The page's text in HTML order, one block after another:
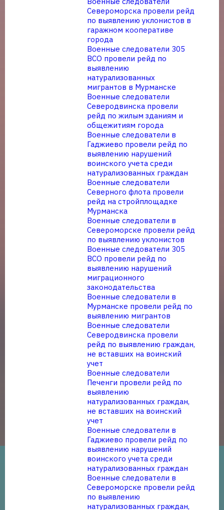
Североморска провели рейд
по выявлению уклонистов в
гаражном кооперативе
города
Военные следователи 305
ВСО провели рейд по
выявлению
натурализованных
мигрантов в Мурманске
Военные следователи
Северодвинска провели
рейд по жилым зданиям и
общежитиям города
Военные следователи в
Гаджиево провели рейд по
выявлению нарушений
воинского учета среди
натурализованных граждан
Военные следователи
Северного флота провели
рейд на стройплощадке
Мурманска
Военные следователи в
Североморске провели рейд
по выявлению уклонистов
Военные следователи 305
ВСО провели рейд по
выявлению нарушений
миграционного
законодательства
Военные следователи в
Мурманске провели рейд по
выявлению мигрантов
Военные следователи
Северодвинска провели
рейд по выявлению граждан,
не вставших на воинский
учет
Военные следователи
Печенги провели рейд по
выявлению
натурализованных граждан,
не вставших на воинский
учет
Военные следователи в
Гаджиево провели рейд по
выявлению нарушений
воинского учета среди
натурализованных граждан
Военные следователи в
Североморске провели рейд
по выявлению
натурализованных граждан,